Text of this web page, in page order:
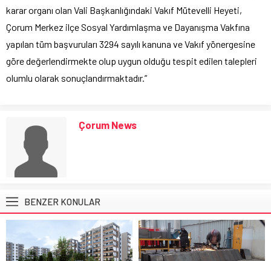
karar organı olan Vali Başkanlığındaki Vakıf Mütevelli Heyeti,
Çorum Merkez ilçe Sosyal Yardımlaşma ve Dayanışma Vakfına
yapılan tüm başvuruları 3294 sayılı kanuna ve Vakıf yönergesine
göre değerlendirmekte olup uygun olduğu tespit edilen talepleri
olumlu olarak sonuçlandırmaktadır.”
Çorum News
BENZER KONULAR